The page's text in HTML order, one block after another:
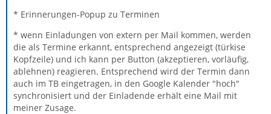
* Erinnerungen-Popup zu Terminen
* wenn Einladungen von extern per Mail kommen, werden
die als Termine erkannt, entsprechend angezeigt (türkise
Kopfzeile) und ich kann per Button (akzeptieren, vorläufig,
ablehnen) reagieren. Entsprechend wird der Termin dann
auch im TB eingetragen, in den Google Kalender "hoch"
synchronisiert und der Einladende erhält eine Mail mit
meiner Zusage.